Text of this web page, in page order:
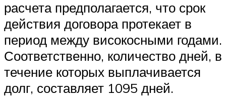
расчета предполагается, что срок
действия договора протекает в
период между високосными годами.
Соответственно, количество дней, в
течение которых выплачивается
долг, составляет 1095 дней.